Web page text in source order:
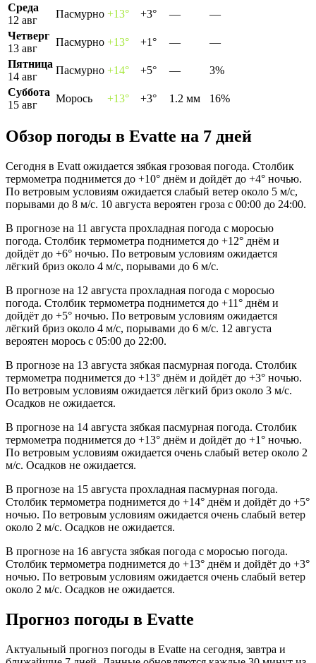
Среда
12 авг
Пасмурно +13° +3° —
—
Четверг
13 авг
Пасмурно +13° +1° —
—
Пятница
14 авг
Пасмурно +14° +5° —
3%
Суббота
15 авг
Морось +13° +3° 1.2 мм 16%
Обзор погоды в Evattе на 7 дней
Сегодня в Evatt ожидается зябкая грозовая погода. Столбик
термометра поднимется до +10° днём и дойдёт до +4° ночью.
По ветровым условиям ожидается слабый ветер около 5 м/с,
порывами до 8 м/с. 10 августа вероятен гроза с 00:00 до 24:00.
В прогнозе на 11 августа прохладная погода с моросью
погода. Столбик термометра поднимется до +12° днём и
дойдёт до +6° ночью. По ветровым условиям ожидается
лёгкий бриз около 4 м/с, порывами до 6 м/с.
В прогнозе на 12 августа прохладная погода с моросью
погода. Столбик термометра поднимется до +11° днём и
дойдёт до +5° ночью. По ветровым условиям ожидается
лёгкий бриз около 4 м/с, порывами до 6 м/с. 12 августа
вероятен морось с 05:00 до 22:00.
В прогнозе на 13 августа зябкая пасмурная погода. Столбик
термометра поднимется до +13° днём и дойдёт до +3° ночью.
По ветровым условиям ожидается лёгкий бриз около 3 м/с.
Осадков не ожидается.
В прогнозе на 14 августа зябкая пасмурная погода. Столбик
термометра поднимется до +13° днём и дойдёт до +1° ночью.
По ветровым условиям ожидается очень слабый ветер около 2
м/с. Осадков не ожидается.
В прогнозе на 15 августа прохладная пасмурная погода.
Столбик термометра поднимется до +14° днём и дойдёт до +5°
ночью. По ветровым условиям ожидается очень слабый ветер
около 2 м/с. Осадков не ожидается.
В прогнозе на 16 августа зябкая погода с моросью погода.
Столбик термометра поднимется до +13° днём и дойдёт до +3°
ночью. По ветровым условиям ожидается очень слабый ветер
около 2 м/с. Осадков не ожидается.
Прогноз погоды в Evattе
Актуальный прогноз погоды в Evattе на сегодня, завтра и